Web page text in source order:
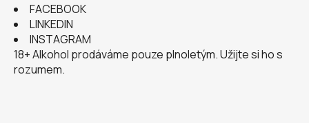
FACEBOOK
LINKEDIN
INSTAGRAM
18+ Alkohol prodáváme pouze plnoletým. Užijte si ho s
rozumem.